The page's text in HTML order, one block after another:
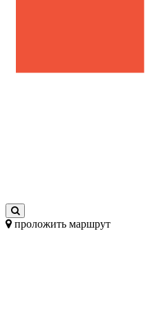
проложить маршрут